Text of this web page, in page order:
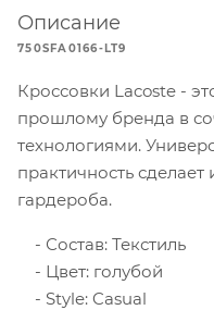
Описание
750SFA0166-LT9
Кроссовки Lacoste -
прошлому бренда в
технологиями.
практичность
гардероба.
Состав: Текстиль
Цвет: голубой
Style: Casual